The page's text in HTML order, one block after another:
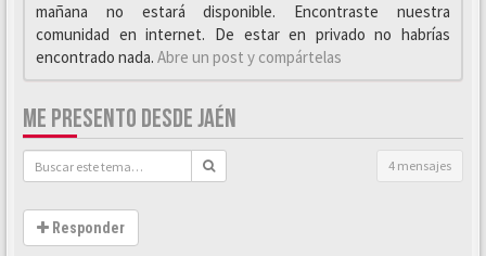
mañana no estará disponible. Encontraste nuestra
comunidad en internet. De estar en privado no habrías
encontrado nada. Abre un post y compártelas
ME PRESENTO DESDE JAÉN
4 mensajes
Responder